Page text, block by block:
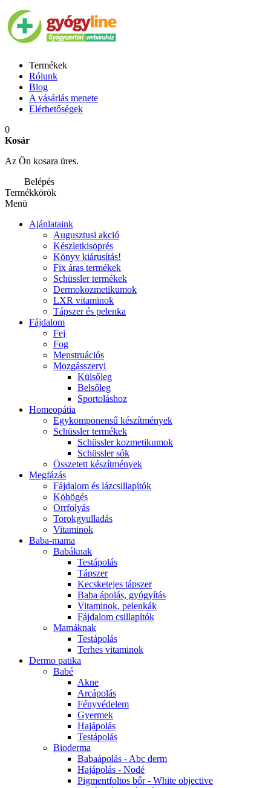
Termékek
Rólunk
Blog
A vásárlás menete
Elérhetőségek
0
Kosár
Az Ön kosara üres.
Belépés
Termékkörök
Menü
Ajánlataink
Augusztusi akció
Készletkisöprés
Könyv kiárusítás!
Fix áras termékek
Schüssler termékek
Dermokozmetikumok
LXR vitaminok
Tápszer és pelenka
Fájdalom
Fej
Fog
Menstruációs
Mozgásszervi
Külsőleg
Belsőleg
Sportoláshoz
Homeopátia
Egykomponensű készítmények
Schüssler termékek
Schüssler kozmetikumok
Schüssler sók
Összetett készítmények
Megfázás
Fájdalom és lázcsillapítók
Köhögés
Orrfolyás
Torokgyulladás
Vitaminok
Baba-mama
Babáknak
Testápolás
Tápszer
Kecsketejes tápszer
Baba ápolás, gyógyítás
Vitaminok, pelenkák
Fájdalom csillapítók
Mamáknak
Testápolás
Terhes vitaminok
Dermo patika
Babé
Akne
Arcápolás
Fényvédelem
Gyermek
Hajápolás
Testápolás
Bioderma
Babaápolás - Abc derm
Hajápolás - Nodé
Pigmentfoltos bőr - White objective